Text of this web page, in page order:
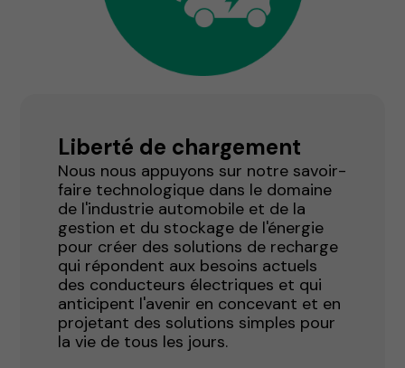
Liberté de chargement
Nous nous appuyons sur notre savoir-
faire technologique dans le domaine
de l'industrie automobile et de la
gestion et du stockage de l'énergie
pour créer des solutions de recharge
qui répondent aux besoins actuels
des conducteurs électriques et qui
anticipent l'avenir en concevant et en
projetant des solutions simples pour
la vie de tous les jours.